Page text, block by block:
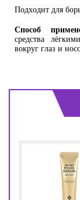
Подходит для
Способ
средства
вокруг глаз и